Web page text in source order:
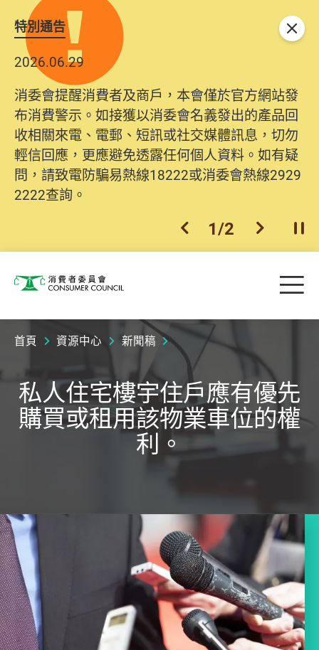
特別通告
2026.06.29
消委會提醒消費者及商戶，本會僅於官方網站發
布消費警示。如接獲以消委會名義發出的產品回
收相關來電、電郵、短訊或社交媒體訊息，切勿
輕信回應，更應避免透露任何個人資料。如有疑
問，請致電防騙易熱線18222或消委會熱線2929
2222查詢。
上一個
1/2 下一個開
關閉
消費者委員會 目
首頁 資源中心 新聞稿
私人住宅樓宇住戶應有優先
購買或租用該物業車位的權
利。